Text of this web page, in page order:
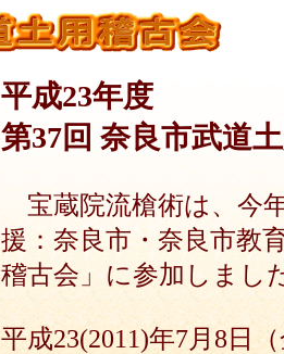
平成23年度
第37回 奈良市武道
宝蔵院流槍術は、今
援：奈良市・奈良市教
稽古会」に参加しまし
平成23(2011)年7月8日